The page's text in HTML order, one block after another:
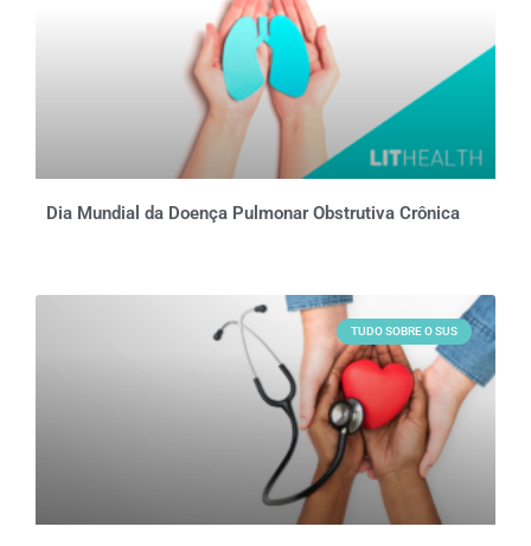
Dia Mundial da Doença Pulmonar Obstrutiva Crônica
TUDO SOBRE O SUS